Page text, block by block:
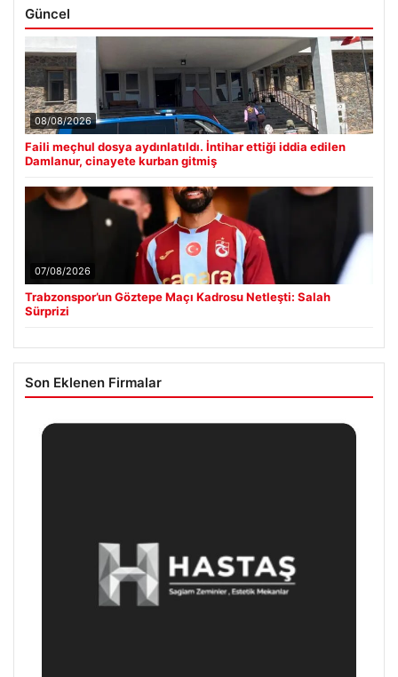
Güncel
08/08/2026
Faili meçhul dosya aydınlatıldı. İntihar ettiği iddia edilen
Damlanur, cinayete kurban gitmiş
07/08/2026
Trabzonspor’un Göztepe Maçı Kadrosu Netleşti: Salah
Sürprizi
Son Eklenen Firmalar